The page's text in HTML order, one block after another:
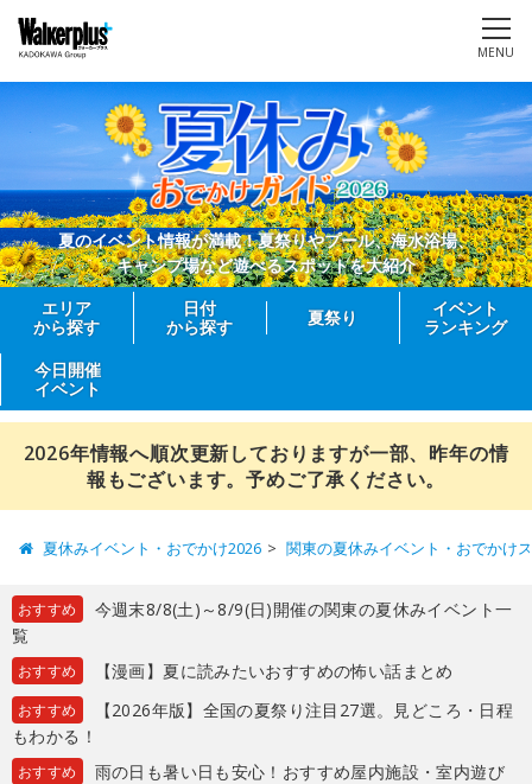
MENU
夏のイベント情報が満載！夏祭りやプール、海水浴場、
キャンプ場など遊べるスポットを大紹介
エリア
から探す
日付
から探す
夏祭り
イベント
ランキング
今日開催
イベント
2026年情報へ順次更新しておりますが一部、昨年の情
報もございます。予めご了承ください。
夏休みイベント・おでかけ2026 関東の夏休みイベント・おでかけ
おすすめ
今週末8/8(土)～8/9(日)開催の関東の夏休みイベント一
覧
おすすめ 【漫画】夏に読みたいおすすめの怖い話まとめ
おすすめ
【2026年版】全国の夏祭り注目27選。見どころ・日程
もわかる！
おすすめ
雨の日も暑い日も安心！おすすめ屋内施設・室内遊び